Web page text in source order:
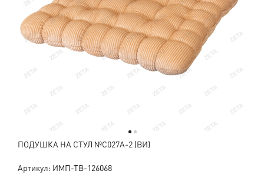
ПОДУШКА НА СТУЛ №C027A-2 (ВИ)
Артикул: ИМП-ТВ-126068